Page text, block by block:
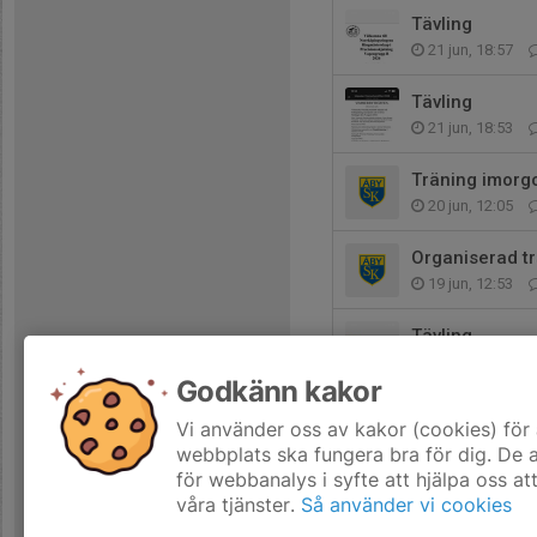
Tävling
21 jun, 18:57
Tävling
21 jun, 18:53
Träning
20 jun, 12:05
Organiserad
19 jun, 12:53
Tävling
2 jun, 20:01
Godkänn kakor
Vi använder oss av kakor (cookies)
webbplats ska fungera bra för dig. De
för webbanalys i syfte att hjälpa oss
våra tjänster. Så använder vi cookies